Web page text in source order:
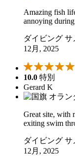
Amazing fish
annoying
ダイビング サ
12月, 2025
10.0 特別
Gerard K
Great site, with
exiting swim
ダイビング サ
12月, 2025